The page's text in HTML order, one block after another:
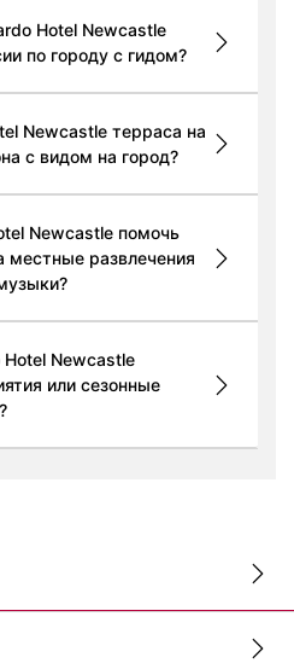
Hotel Newcastle
по городу с гидом?
Newcastle терраса на
с видом на город?
Newcastle помочь
местные развлечения
Newcastle
или сезонные